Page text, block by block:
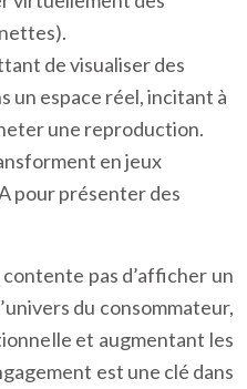
de visualiser des
un espace réel, incitant à
une reproduction.
en jeux
pour présenter des
pas d’afficher un
du consommateur,
et augmentant les
est une clé dans